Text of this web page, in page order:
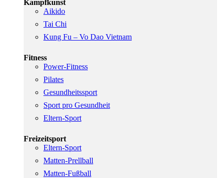
Kampfkunst
Aikido
Tai Chi
Kung Fu – Vo Dao Vietnam
Fitness
Power-Fitness
Pilates
Gesundheitssport
Sport pro Gesundheit
Eltern-Sport
Freizeitsport
Eltern-Sport
Matten-Prellball
Matten-Fußball